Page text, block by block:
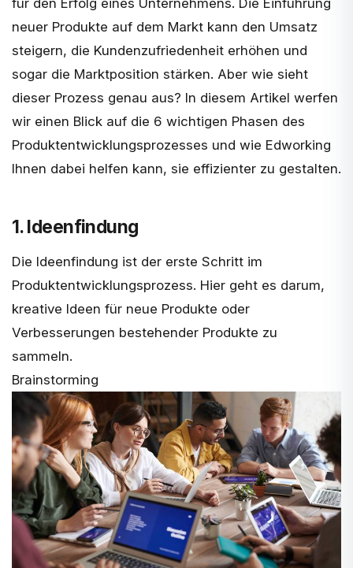
neuer Produkte auf dem Markt kann den Umsatz
steigern, die Kundenzufriedenheit erhöhen und
sogar die Marktposition stärken. Aber wie sieht
dieser Prozess genau aus? In diesem Artikel werfen
wir einen Blick auf die 6 wichtigen Phasen des
Produktentwicklungsprozesses und wie Edworking
Ihnen dabei helfen kann, sie effizienter zu gestalten.
1. Ideenfindung
Die Ideenfindung ist der erste Schritt im
Produktentwicklungsprozess. Hier geht es darum,
kreative Ideen für neue Produkte oder
Verbesserungen bestehender Produkte zu
sammeln.
Brainstorming